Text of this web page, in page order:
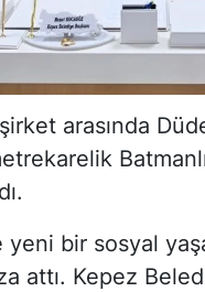
arasında
bir sosyal
attı. Kepez